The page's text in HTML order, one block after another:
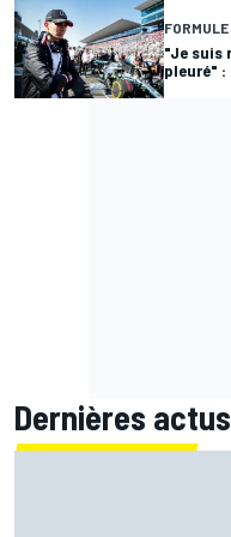
FORMULE
"Je suis
pleuré" :
Dernières actus